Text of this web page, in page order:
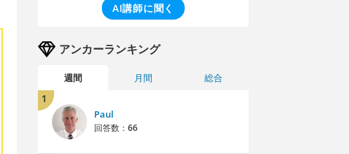
AI講師に聞く
アンカーランキング
週間 月間 総合
1
Paul
回答数： 66